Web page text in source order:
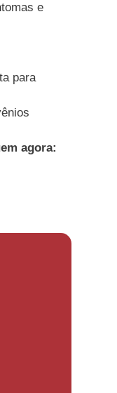
e
para
agora: